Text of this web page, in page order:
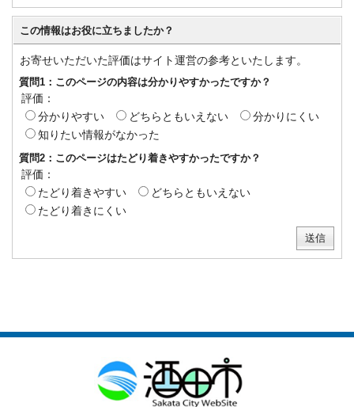
この情報はお役に立ちましたか？
お寄せいただいた評価はサイト運営の参考といたします。
質問1：このページの内容は分かりやすかったですか？
評価：
分かりやすい
どちらともいえない
分かりにくい
知りたい情報がなかった
質問2：このページはたどり着きやすかったですか？
評価：
たどり着きやすい
どちらともいえない
たどり着きにくい